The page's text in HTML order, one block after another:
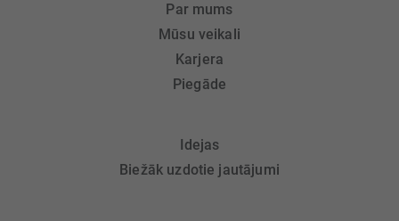
Par mums
Mūsu veikali
Karjera
Piegāde
Idejas
Biežāk uzdotie jautājumi